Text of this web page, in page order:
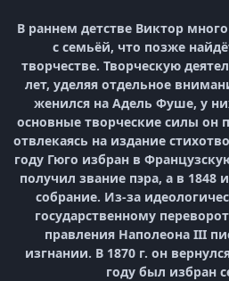
В раннем детстве Виктор
с семьёй, что позже
творчестве. Творческую
лет, уделяя отдельное
женился на Адель Фуше, у
основные творческие силы он
отвлекаясь на издание
году Гюго избран в
получил звание пэра, а в 1848
собрание. Из-за
государственному
правления Наполеона III
изгнании. В 1870 г. он
году был избран